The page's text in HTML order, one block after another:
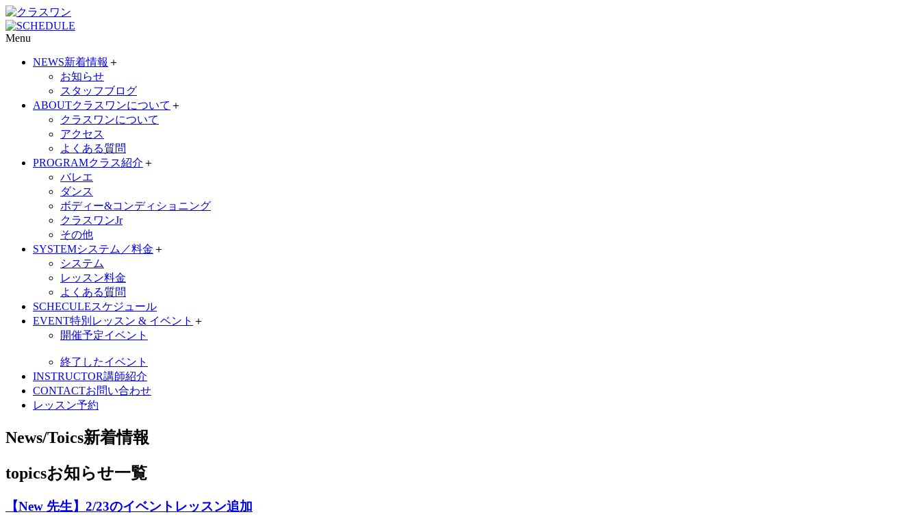
Menu
NEWS新着情報 ＋
お知らせ
スタッフブログ
ABOUTクラスワンについて ＋
クラスワンについて
アクセス
よくある質問
PROGRAMクラス紹介 ＋
バレエ
ダンス
ボディー&コンディショニング
クラスワンJr
その他
SYSTEMシステム／料金 ＋
システム
レッスン料金
よくある質問
SCHECULEスケジュール
EVENT特別レッスン & イベント ＋
開催予定イベント
終了したイベント
INSTRUCTOR講師紹介
CONTACTお問い合わせ
レッスン予約
News/Toics新着情報
topicsお知らせ一覧
【New 先生】2/23のイベントレッスン追加